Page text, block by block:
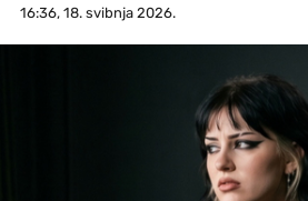
16:36, 18. svibnja 2026.